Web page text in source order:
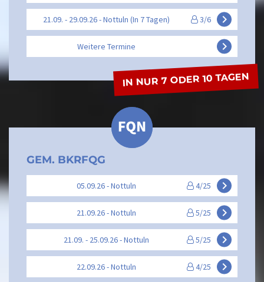
21.09. - 29.09.26 - Nottuln (In 7 Tagen) 3/6 keyboard_arrow_right
Weitere Termine keyboard_arrow_right
IN NUR 7 ODER 10 TAGEN
GEM. BKRFQG
05.09.26 - Nottuln 4/25 keyboard_arrow_right
21.09.26 - Nottuln 5/25 keyboard_arrow_right
21.09. - 25.09.26 - Nottuln 5/25 keyboard_arrow_right
22.09.26 - Nottuln 4/25 keyboard_arrow_right